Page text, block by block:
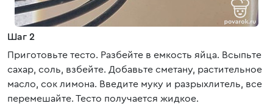
Шаг 2
Приготовьте тесто. Разбейте в емкость яйца. Всыпьте
сахар, соль, взбейте. Добавьте сметану, растительное
масло, сок лимона. Введите муку и разрыхлитель, все
перемешайте. Тесто получается жидкое.